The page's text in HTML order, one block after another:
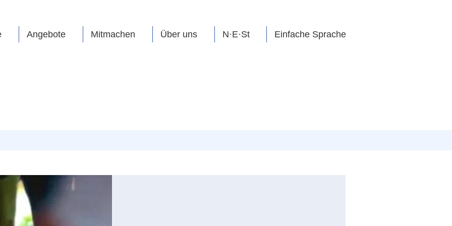
Angebote Mitmachen Über uns N·E·St Einfache Sprache